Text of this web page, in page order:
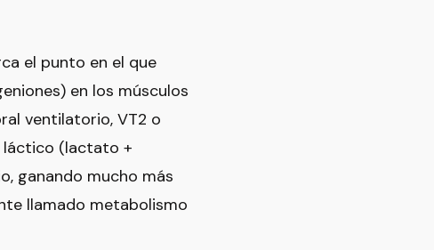
el punto en el que
en los músculos
ventilatorio, VT2 o
láctico (lactato +
ganando mucho más
llamado metabolismo